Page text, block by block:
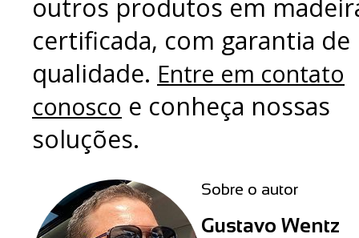
outros produtos em
certificada, com garantia de
qualidade. Entre em contato
conosco e conheça nossas
soluções.
Sobre o autor
Gustavo Wentz